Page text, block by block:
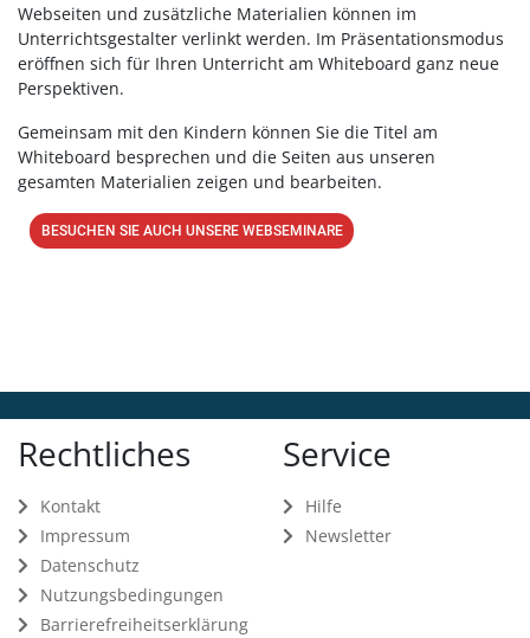
Webseiten und zusätzliche Materialien können im
Unterrichtsgestalter verlinkt werden. Im Präsentationsmodus
eröffnen sich für Ihren Unterricht am Whiteboard ganz neue
Perspektiven.
Gemeinsam mit den Kindern können Sie die Titel am
Whiteboard besprechen und die Seiten aus unseren
gesamten Materialien zeigen und bearbeiten.
BESUCHEN SIE AUCH UNSERE WEBSEMINARE
Rechtliches
Kontakt
Impressum
Datenschutz
Nutzungsbedingungen
Barrierefreiheitserklärung
Service
Hilfe
Newsletter